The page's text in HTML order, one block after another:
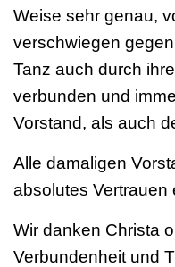
Weise sehr genau,
verschwiegen
Tanz auch durch
verbunden und
Vorstand, als auch
Alle damaligen
absolutes Vertrauen
Wir danken Christa
Verbundenheit und